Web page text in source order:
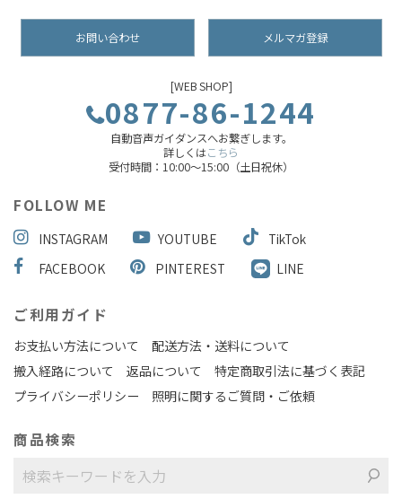
お問い合わせ メルマガ登録
[WEB SHOP]
0877-86-1244
自動音声ガイダンスへお繋ぎします。
詳しくはこちら
受付時間：10:00～15:00（土日祝休）
FOLLOW ME
INSTAGRAM YOUTUBE
TikTok
FACEBOOK
PINTEREST LINE
ご利用ガイド
お支払い方法について
配送方法・送料について
搬入経路について
返品について
特定商取引法に基づく表記
プライバシーポリシー
照明に関するご質問・ご依頼
商品検索